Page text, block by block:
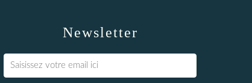
Newsletter